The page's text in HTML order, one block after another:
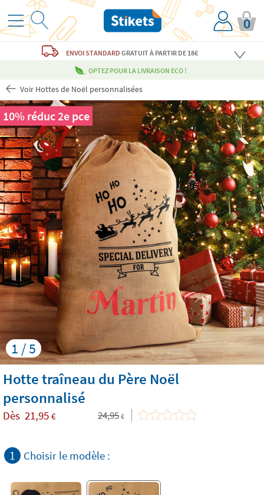
0
ENVOI STANDARDGRATUITÀ PARTIR DE 18€
OPTEZ POUR LA LIVRAISON ECO !
Voir Hottes de Noël personnalisées
1 / 5
10% réduc 2e pce
Hotte traîneau du Père Noël
personnalisé
Dès 21,95 € 24,95 €
1 Choisir le modèle :